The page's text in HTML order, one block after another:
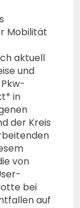
Mobilität
aktuell
und
in
der Kreis
von
bei
auf